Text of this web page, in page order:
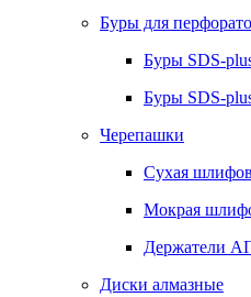
Буры для
Буры SDS-
Буры SDS-
Черепашки
Сухая
Мокрая
Держатели
Диски алмазные